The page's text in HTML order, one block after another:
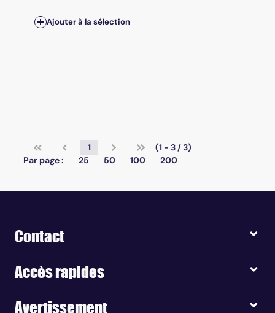
Ajouter à la sélection
1
(1 - 3 / 3)
Par page :
25 50 100 200
Contact
Accès rapides
Avertissement